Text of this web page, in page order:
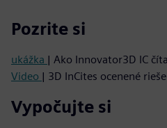
Pozrite si
ukážka | Ako Innovator3D IC
Video | 3D InCites ocenené
Vypočujte si